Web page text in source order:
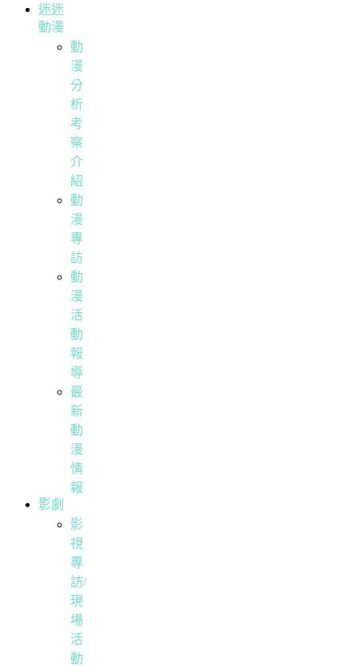
迷迷
動漫
動
漫
分
析
考
察
介
紹
動
漫
專
訪
動
漫
活
動
報
導
最
新
動
漫
情
報
影劇
影
視
專
訪/
現
場
活
動